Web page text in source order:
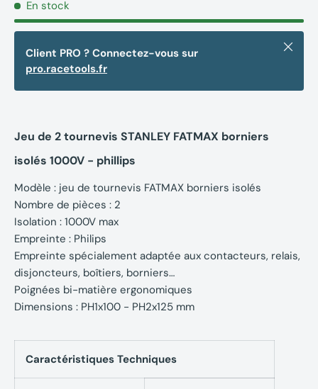
En stock
Client PRO ? Connectez-vous sur
pro.racetools.fr
Fermer
Jeu de 2 tournevis STANLEY FATMAX borniers
isolés 1000V - phillips
Modèle : jeu de tournevis FATMAX borniers isolés
Nombre de pièces : 2
Isolation : 1000V max
Empreinte : Philips
Empreinte spécialement adaptée aux contacteurs, relais,
disjoncteurs, boîtiers, borniers…
Poignées bi-matière ergonomiques
Dimensions : PH1x100 - PH2x125 mm
Caractéristiques Techniques